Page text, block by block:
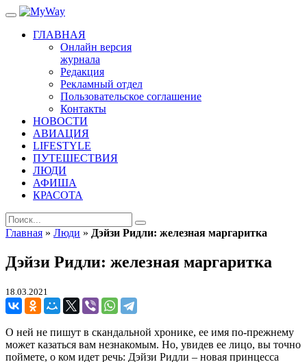
ГЛАВНАЯ
Онлайн версия
журнала
Редакция
Рекламный отдел
Пользовательское соглашение
Контакты
НОВОСТИ
АВИАЦИЯ
LIFESTYLE
ПУТЕШЕСТВИЯ
ЛЮДИ
АФИША
КРАСОТА
Главная » Люди » Дэйзи Ридли: железная маргаритка
Дэйзи Ридли: железная маргаритка
18.03.2021
О ней не пишут в скандальной хронике, ее имя по-прежнему
может казаться вам незнакомым. Но, увидев ее лицо, вы точно
поймете, о ком идет речь: Дэйзи Ридли – новая принцесса